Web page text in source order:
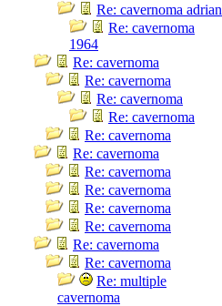
Re: cavernoma adrian
Re: cavernoma
1964
Re: cavernoma
Re: cavernoma
Re: cavernoma
Re: cavernoma
Re: cavernoma
Re: cavernoma
Re: cavernoma
Re: cavernoma
Re: cavernoma
Re: cavernoma
Re: cavernoma
Re: cavernoma
Re: multiple
cavernoma